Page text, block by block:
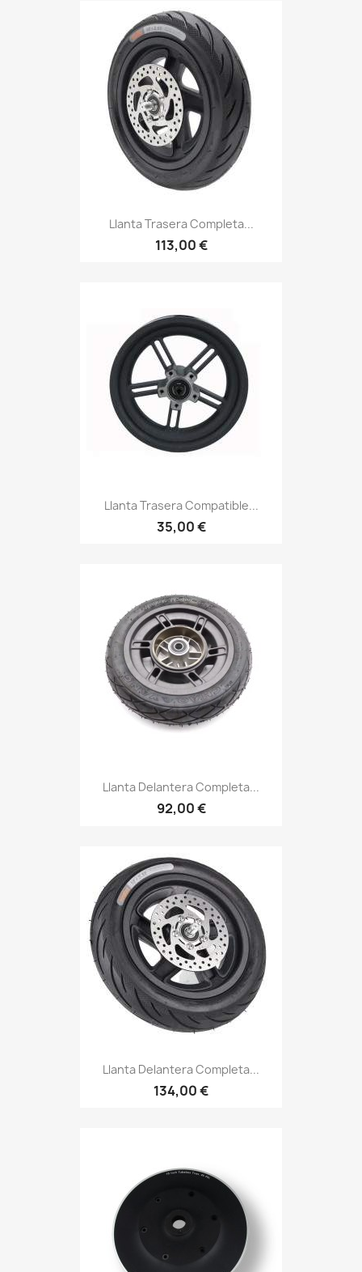
Llanta Trasera Completa...
113,00 €
Llanta Trasera Compatible...
35,00 €
Llanta Delantera Completa...
92,00 €
Llanta Delantera Completa...
134,00 €